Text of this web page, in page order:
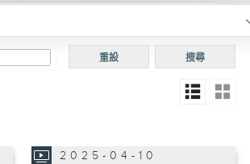
搜尋
重設
2025-04-10